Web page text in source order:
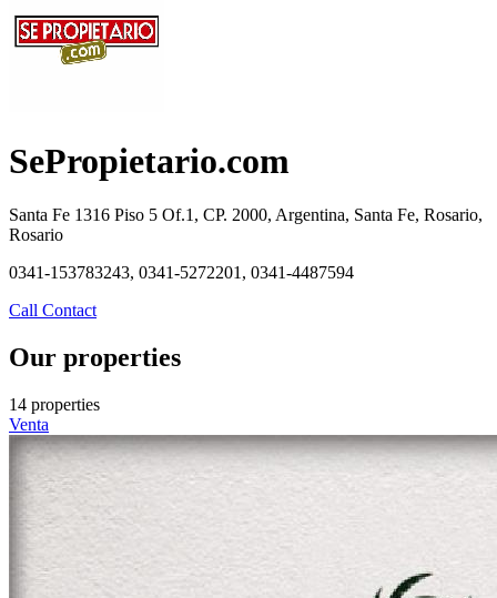
SePropietario.com
Santa Fe 1316 Piso 5 Of.1, CP. 2000, Argentina, Santa Fe, Rosario,
Rosario
0341-153783243, 0341-5272201, 0341-4487594
Call Contact
Our properties
14 properties
Venta